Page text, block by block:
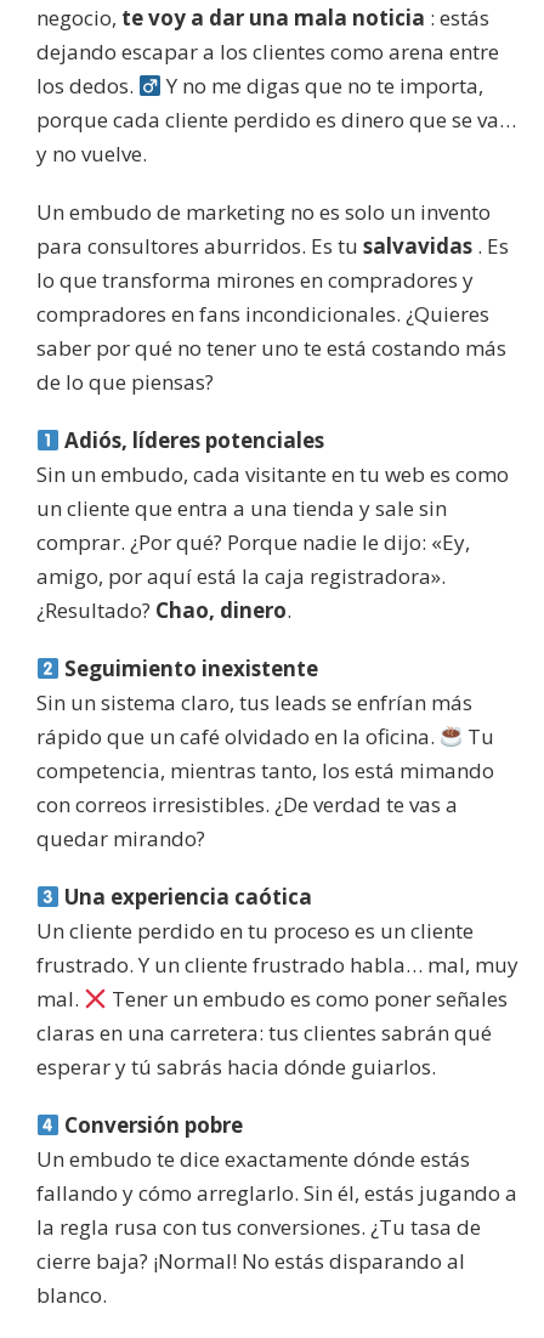
negocio, te voy a dar una mala noticia : estás
dejando escapar a los clientes como arena entre
los dedos. ‍
Y no me digas que no te importa,
porque cada cliente perdido es dinero que se va…
y no vuelve.
Un embudo de marketing no es solo un invento
para consultores aburridos. Es tu salvavidas . Es
lo que transforma mirones en compradores y
compradores en fans incondicionales. ¿Quieres
saber por qué no tener uno te está costando más
de lo que piensas?
Adiós, líderes potenciales
Sin un embudo, cada visitante en tu web es como
un cliente que entra a una tienda y sale sin
comprar. ¿Por qué? Porque nadie le dijo: «Ey,
amigo, por aquí está la caja registradora».
¿Resultado? Chao, dinero.
Seguimiento inexistente
Sin un sistema claro, tus leads se enfrían más
rápido que un café olvidado en la oficina.
Tu
competencia, mientras tanto, los está mimando
con correos irresistibles. ¿De verdad te vas a
quedar mirando?
Una experiencia caótica
Un cliente perdido en tu proceso es un cliente
frustrado. Y un cliente frustrado habla… mal, muy
mal.
Tener un embudo es como poner señales
claras en una carretera: tus clientes sabrán qué
esperar y tú sabrás hacia dónde guiarlos.
Conversión pobre
Un embudo te dice exactamente dónde estás
fallando y cómo arreglarlo. Sin él, estás jugando a
la regla rusa con tus conversiones. ¿Tu tasa de
cierre baja? ¡Normal! No estás disparando al
blanco.